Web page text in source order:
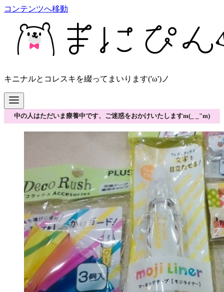
コンテンツへ移動
キニナルとコレスキを綴ってまいります('ω')ノ
中の人はただいま療養中です、ご迷惑をおかけいたしますm(_ _"m)